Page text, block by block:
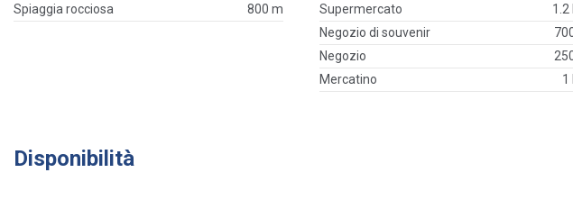
Spiaggia rocciosa
800 m
Supermercato
1.2
Negozio di souvenir
Negozio
Mercatino
1
Disponibilità